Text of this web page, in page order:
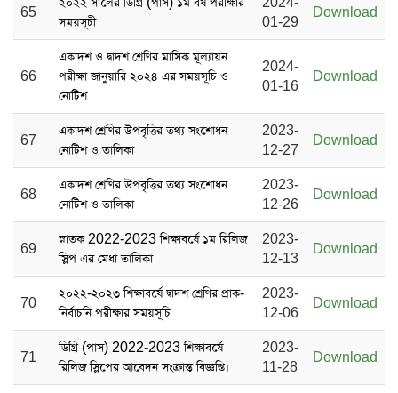
65
সময়সূচী
01-29
Download
66
একাদশ ও দ্বাদশ শ্রেণির মাসিক মূল্যায়ন
পরীক্ষা জানুয়ারি ২০২৪ এর সময়সূচি ও
নোটিশ
2024-
01-16
Download
67
একাদশ শ্রেণির উপবৃত্তির তথ্য সংশোধন
নোটিশ ও তালিকা
2023-
12-27
Download
68
একাদশ শ্রেণির উপবৃত্তির তথ্য সংশোধন
নোটিশ ও তালিকা
2023-
12-26
Download
69
স্নাতক 2022-2023 শিক্ষাবর্ষে ১ম রিলিজ
স্লিপ এর মেধা তালিকা
2023-
12-13
Download
70
২০২২-২০২৩ শিক্ষাবর্ষে দ্বাদশ শ্রেণির প্রাক-
নির্বাচনি পরীক্ষার সময়সূচি
2023-
12-06
Download
71
ডিগ্রি (পাস) 2022-2023 শিক্ষাবর্ষে
রিলিজ স্লিপের আবেদন সংক্রান্ত বিজ্ঞপ্তি।
2023-
11-28
Download